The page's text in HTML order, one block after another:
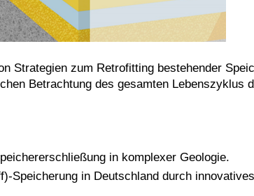
Strategien zum Retrofitting bestehender
Betrachtung des gesamten Lebenszyklus
in komplexer Geologie.
Speicherung in Deutschland durch